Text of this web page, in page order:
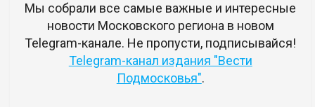
Мы собрали все самые важные и интересные
новости Московского региона в новом
Telegram-канале. Не пропусти, подписывайся!
Telegram-канал издания "Вести
Подмосковья".